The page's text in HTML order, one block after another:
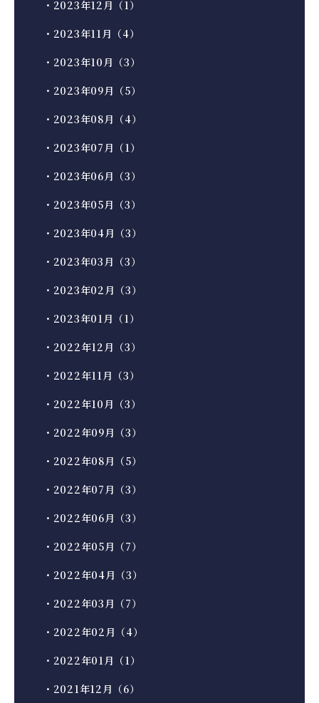
・2023年12月（1）
・2023年11月（4）
・2023年10月（3）
・2023年09月（5）
・2023年08月（4）
・2023年07月（1）
・2023年06月（3）
・2023年05月（3）
・2023年04月（3）
・2023年03月（3）
・2023年02月（3）
・2023年01月（1）
・2022年12月（3）
・2022年11月（3）
・2022年10月（3）
・2022年09月（3）
・2022年08月（5）
・2022年07月（3）
・2022年06月（3）
・2022年05月（7）
・2022年04月（3）
・2022年03月（7）
・2022年02月（4）
・2022年01月（1）
・2021年12月（6）